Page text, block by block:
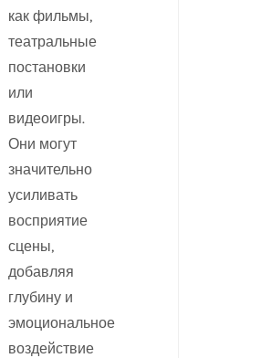
как фильмы,
театральные
постановки
или
видеоигры.
Они могут
значительно
усиливать
восприятие
сцены,
добавляя
глубину и
эмоциональное
воздействие